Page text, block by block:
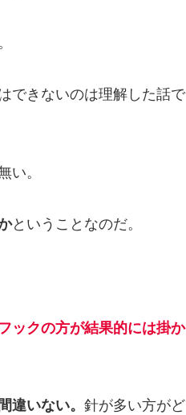
できないのは理解した話で
い。
ということなのだ。
ックの方が結果的には掛か
違いない。 針が多い方がど